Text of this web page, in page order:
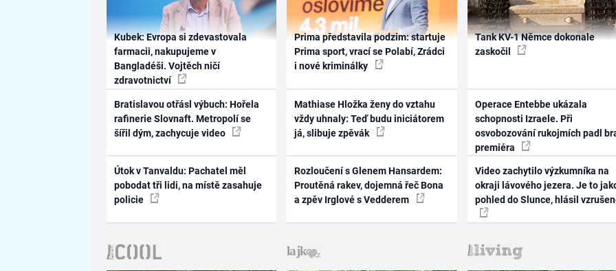
Kubek: Evropa si zdevastovala
farmacii, nakupujeme v
Bangladéši. Vojtěch ničí
zdravotnictví
Bratislavou otřásl výbuch: Hořela
rafinerie Slovnaft. Metropolí se
šířil dým, zachycuje video
Útok v Tanvaldu: Pachatel měl
pobodat tři lidi, na místě zasahuje
policie
Prima představila podzim: startuje
Prima sport, vrací se Polabí, Zrádci
i nové kriminálky
Mathiase Hložka ženy do vztahu
vždy uhnaly: Teď budu iniciátorem
já, slibuje zpěvák
Rozloučení s Glenem Hansardem:
Proutěná rakev, dojemná řeč Bona
a zpěv Irglové s Vedderem
Tank KV-1 Němce dokonale
zaskočil
Operace Entebbe ukázala
schopnosti Izraele. Při
osvobozování rukojmích padl
premiéra
Video zachytilo výzkumníka na
okraji lávového jezera. Je to
pohled do Slunce, hlásil